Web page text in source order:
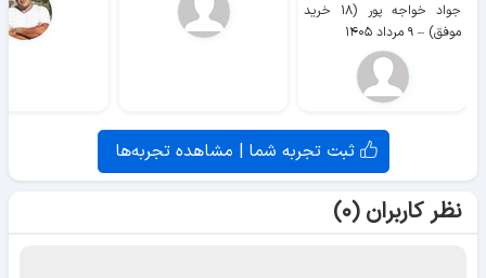
جواد خواجه پور (۱۸ خرید
موفق) – ۹ مرداد ۱۴۰۵
ثبت تجربه شما | مشاهده تجربه‌ها
نظر کاربران (۰)